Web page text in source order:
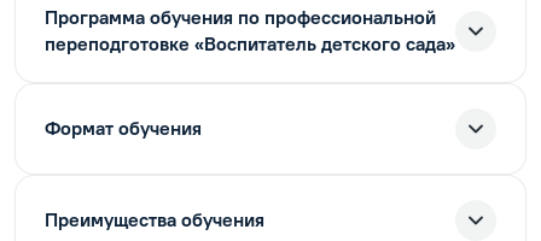
Программа обучения по профессиональной
переподготовке «Воспитатель детского сада»
Формат обучения
Преимущества обучения